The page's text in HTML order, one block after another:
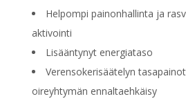
Helpompi painonhallinta ja
aktivointi
Lisääntynyt energiataso
Verensokerisäätelyn
oireyhtymän ennaltaehkäisy